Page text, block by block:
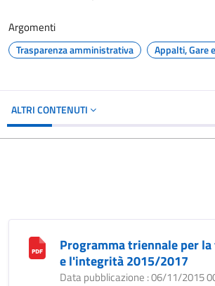
Argomenti
Trasparenza amministrativa Appalti, Gare
ALTRI CONTENUTI
Programma triennale per
e l'integrità 2015/2017
Data pubblicazione : 06/11/2015